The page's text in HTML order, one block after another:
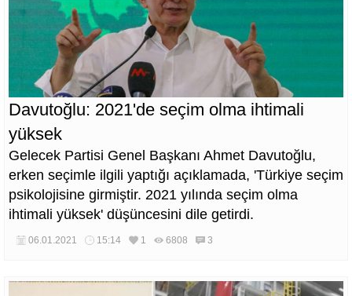
Davutoğlu: 2021'de seçim olma ihtimali
yüksek
Gelecek Partisi Genel Başkanı Ahmet Davutoğlu,
erken seçimle ilgili yaptığı açıklamada, 'Türkiye seçim
psikolojisine girmiştir. 2021 yılında seçim olma
ihtimali yüksek' düşüncesini dile getirdi.
06.01.2021 15:14 1 6808 3